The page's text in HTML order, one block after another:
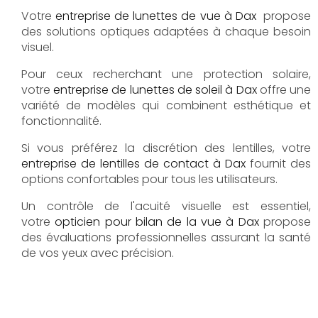
Votreentreprise de lunettes de vue à Daxpropose
des solutions optiques adaptées à chaque besoin
visuel.
Pour ceux recherchant une protection solaire,
votreentreprise de lunettes de soleil à Daxoffre une
variété de modèles qui combinent esthétique et
fonctionnalité.
Si vous préférez la discrétion des lentilles, votre
entreprise de lentilles de contact à Dax fournit des
options confortables pour tous les utilisateurs.
Un contrôle de l'acuité visuelle est essentiel,
votreopticien pour bilan de la vue à Daxpropose
des évaluations professionnelles assurant la santé
de vos yeux avec précision.